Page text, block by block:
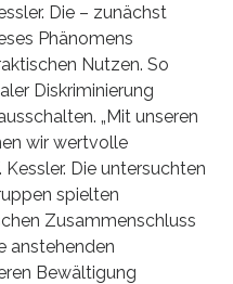
Die – zunächst
Phänomens
Nutzen. So
Diskriminierung
„Mit unseren
wir wertvolle
Die untersuchten
spielten
Zusammenschluss
anstehenden
Bewältigung